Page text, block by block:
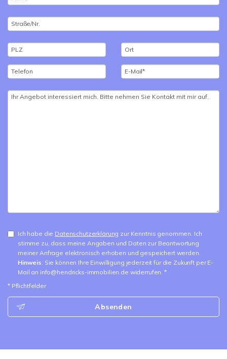
Ich habe die Datenschutzerklärung zur Kenntnis genommen. Ich
stimme zu, dass meine Angaben und Daten zur Beantwortung
meiner Anfrage elektronisch erhoben und gespeichert werden.
Hinweis: Sie können Ihre Einwilligung jederzeit für die Zukunft per E-
Mail an info@hendricks-immobilien.de widerrufen. *
* Pflichtfelder
Absenden